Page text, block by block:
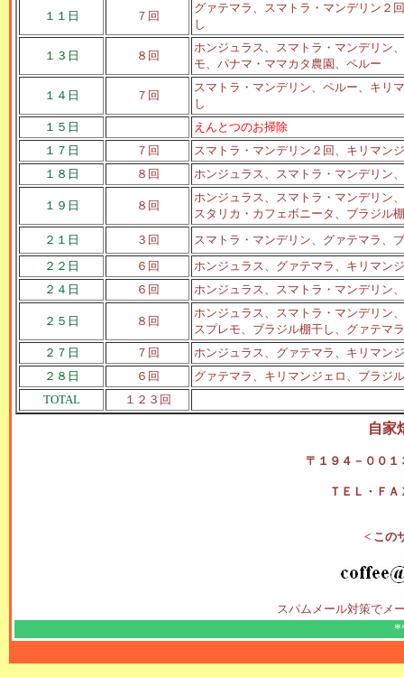
１１日 ７回
グァテマラ、スマトラ・マンデリン２
し
１３日 ８回
ホンジュラス、スマトラ・マンデリン
モ、パナマ・ママカタ農園、ペルー
１４日 ７回
スマトラ・マンデリン、ペルー、キリ
し
１５日
えんとつのお掃除
１７日
７回
スマトラ・マンデリン２回、キリマン
１８日
８回 ホンジュラス、スマトラ・マンデリン
１９日 ８回
ホンジュラス、スマトラ・マンデリン
スタリカ・カフェボニータ、ブラジル
２１日
３回
スマトラ・マンデリン、グァテマラ、
２２日
６回
ホンジュラス、グァテマラ、キリマン
２４日
６回 ホンジュラス、スマトラ・マンデリン
２５日 ８回
ホンジュラス、スマトラ・マンデリン
スプレモ、ブラジル棚干し、グァテマラ
２７日
７回
ホンジュラス、グァテマラ、キリマン
２８日
６回
グァテマラ、キリマンジェロ、ブラジ
TOTAL
１２３回
自家
〒１９４－００１
ＴＥＬ・Ｆ
< この
スパムメール対策でメ